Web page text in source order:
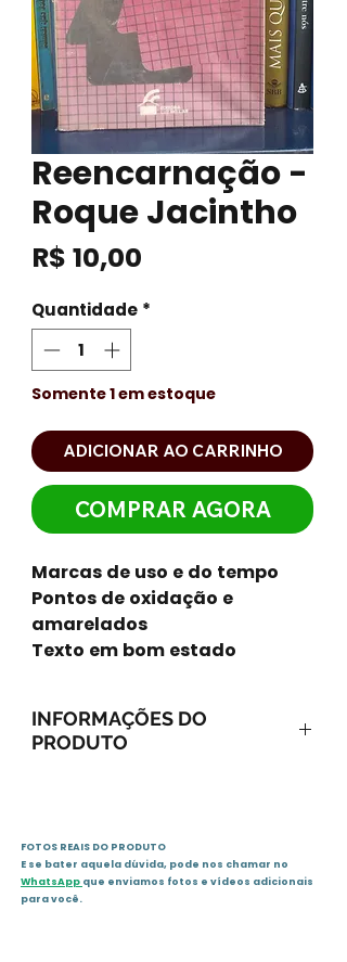
Reencarnação -
Roque Jacintho
R$ 10,00
Quantidade *
Somente 1 em estoque
ADICIONAR AO CARRINHO
COMPRAR AGORA
Marcas de uso e do tempo
Pontos de oxidação e
amarelados
Texto em bom estado
INFORMAÇÕES DO
PRODUTO
Sinopse
Livro de linguagem simples e
direta sobre a Reencarnação,
FOTOS REAIS DO PRODUTO
E se bater aquela dúvida, pode nos chamar no
WhatsApp que enviamos fotos e vídeos adicionais
para você.